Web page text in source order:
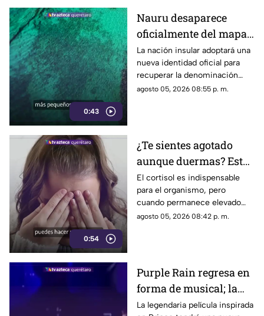
0:43
Nauru desaparece
oficialmente del mapa:
el pequeño país cambia
de nombre
La nación insular adoptará una
nueva identidad oficial para
recuperar la denominación
utilizada por sus propios
agosto 05, 2026 08:55 p. m.
0:54
¿Te sientes agotado
aunque duermas? Estos
hábitos pueden ayudar
a regular el cortisol
El cortisol es indispensable
para el organismo, pero
cuando permanece elevado
por largos periodos puede
agosto 05, 2026 08:42 p. m.
Purple Rain regresa en
forma de musical; la
historia de Prince
La legendaria película inspirada